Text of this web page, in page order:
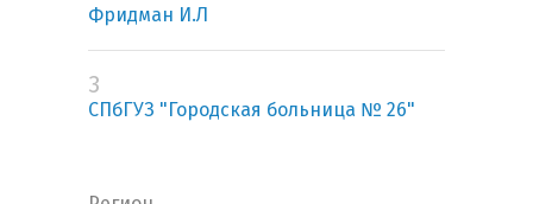
Фридман И.Л
3
СПбГУЗ "Городская больница № 26"